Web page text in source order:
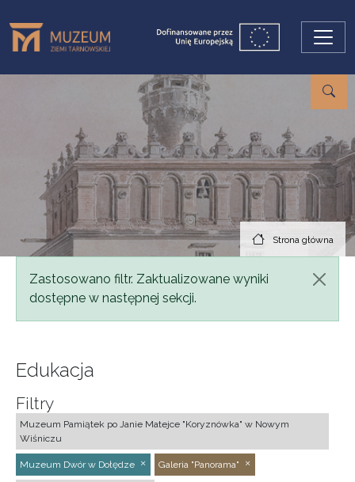
Strona główna
Komunikat
Zastosowano filtr. Zaktualizowane wyniki
dostępne w następnej sekcji.
Edukacja
Filtry
Muzeum Pamiątek po Janie Matejce "Koryznówka" w Nowym
Wiśniczu
Muzeum Dwór w Dołędze Galeria "Panorama"